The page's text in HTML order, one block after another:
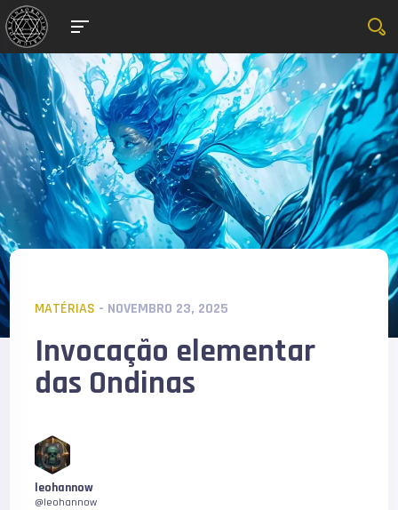
MATÉRIAS - NOVEMBRO 23, 2025
Invocação elementar
das Ondinas
leohannow
@leohannow